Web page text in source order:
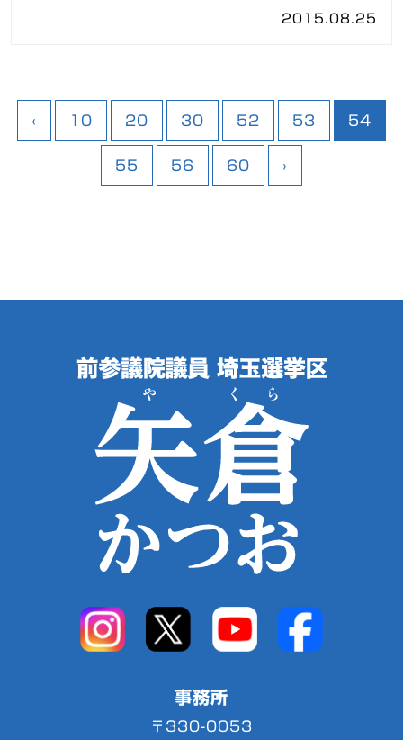
2015.08.25
‹ 10 20 30 52 53 54
55 56 60 ›
事務所
〒330-0053